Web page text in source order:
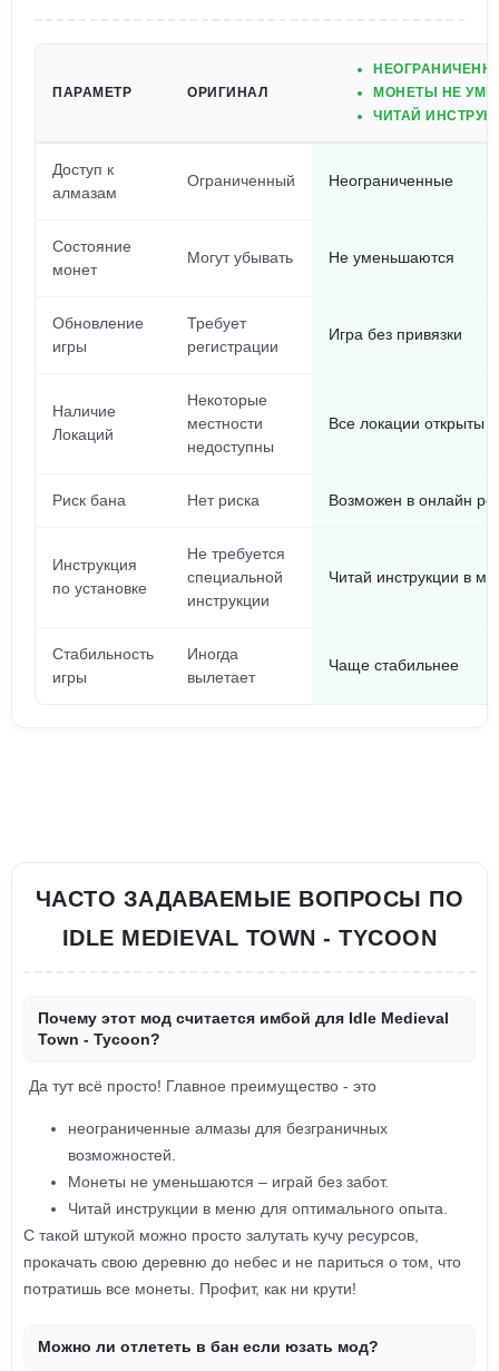
ПАРАМЕТР ОРИГИНАЛ
МОНЕТЫ НЕ
ЧИТАЙ
Доступ к
алмазам
Ограниченный Неограниченные
Состояние
монет
Могут убывать Не уменьшаются
Обновление
игры
Требует
регистрации
Игра без привязки
Наличие
Локаций
Некоторые
местности
недоступны
Все локации открыты
Риск бана Нет риска Возможен в онлайн
Инструкция
по установке
Не требуется
специальной
инструкции
Читай инструкции в
Стабильность
игры
Иногда
вылетает
Чаще стабильнее
ЧАСТО ЗАДАВАЕМЫЕ ВОПРОСЫ ПО
IDLE MEDIEVAL TOWN - TYCOON
Почему этот мод считается имбой для Idle Medieval
Town - Tycoon?
Да тут всё просто! Главное преимущество - это
неограниченные алмазы для безграничных
возможностей.
Монеты не уменьшаются – играй без забот.
Читай инструкции в меню для оптимального опыта.
С такой штукой можно просто залутать кучу ресурсов,
прокачать свою деревню до небес и не париться о том, что
потратишь все монеты. Профит, как ни крути!
Можно ли отлететь в бан если юзать мод?